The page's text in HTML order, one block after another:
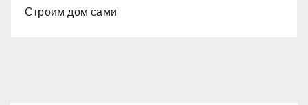
Строим дом сами